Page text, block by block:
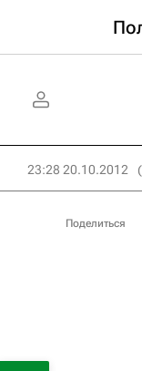
23:28 20.10.2012
Поделиться